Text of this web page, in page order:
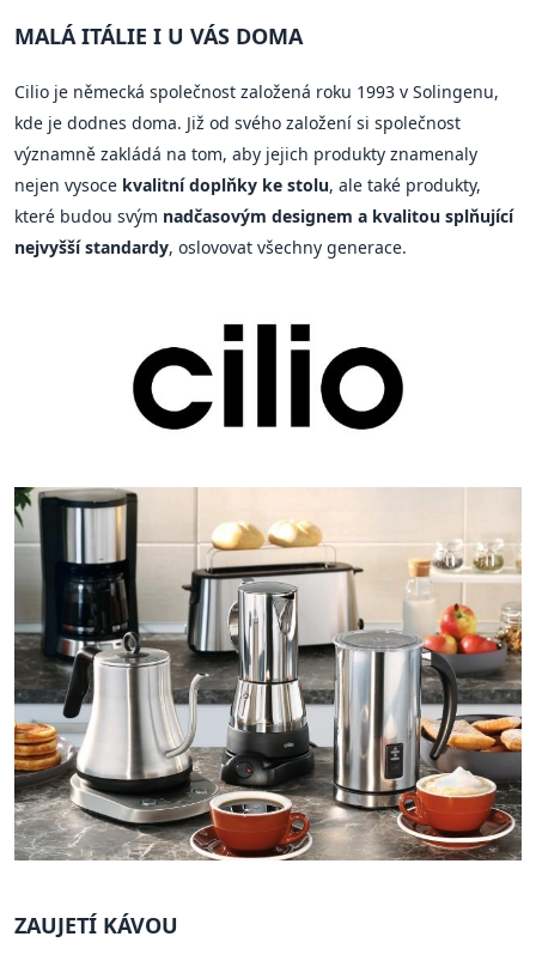
MALÁ ITÁLIE I U VÁS DOMA
Cilio je německá společnost založená roku 1993 v Solingenu,
kde je dodnes doma. Již od svého založení si společnost
významně zakládá na tom, aby jejich produkty znamenaly
nejen vysoce kvalitní doplňky ke stolu, ale také produkty,
které budou svým nadčasovým designem a kvalitou splňující
nejvyšší standardy, oslovovat všechny generace.
ZAUJETÍ KÁVOU